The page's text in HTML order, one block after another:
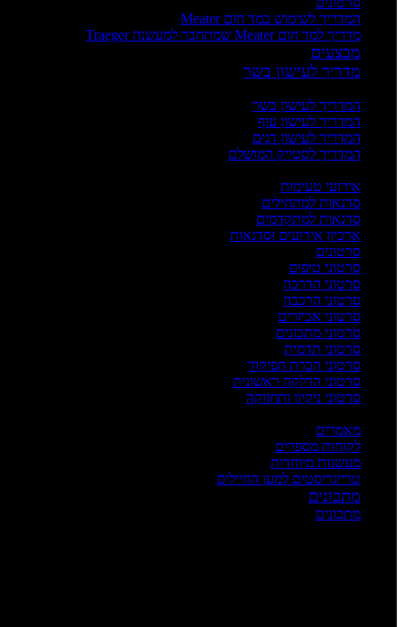
המדריך לשימוש במד חום Meater
מדריך למד חום Meater שמתחבר למעשנה Traeger
מבצעים
מדריך לעישון בשר
המדריך לעישון בשר
המדריך לעישון עוף
המדריך לעישון דגים
המדריך לסטייק המושלם
אירועי טעימות
סדנאות למתחילים
סדנאות למתקדמים
ארכיון אירועים וסדנאות
סרטונים
סרטוני טיפים
סרטוני הדרכה
סרטוני הרכבה
סרטוני אביזרים
סרטוני מתכונים
סרטוני תדמית
סרטוני הכרת הפיקוד
סרטוני הדלקה ראשונית
סרטוני ניקיון ותחזוקה
מאמרים
לקוחות מספרים
מעשנות מיוחדות
טרייגריסטים למען החיילים
מתכונים
מתכונים